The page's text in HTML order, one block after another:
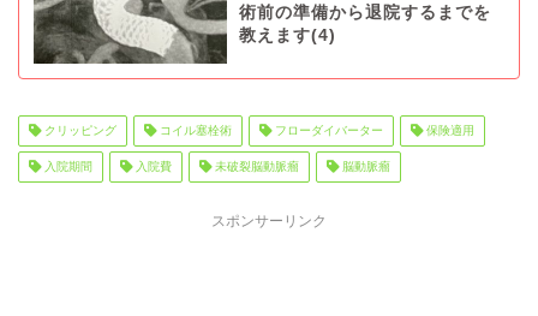
術前の準備から退院するまでを
教えます(4)
クリッピング コイル塞栓術 フローダイバーター 保険適用
入院期間 入院費 未破裂脳動脈瘤 脳動脈瘤
スポンサーリンク